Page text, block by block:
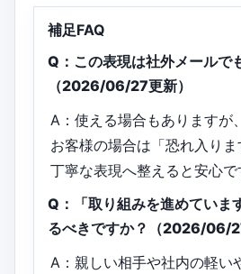
補足FAQ
Q：この表現は社外メールで
（2026/06/27更新）
A：使える場合もありますが
お客様の場合は「恐れ入り
丁寧な表現へ整えると安心で
Q：「取り組みを進めていま
るべきですか？（2026/06/
A：親しい相手や社内の軽い